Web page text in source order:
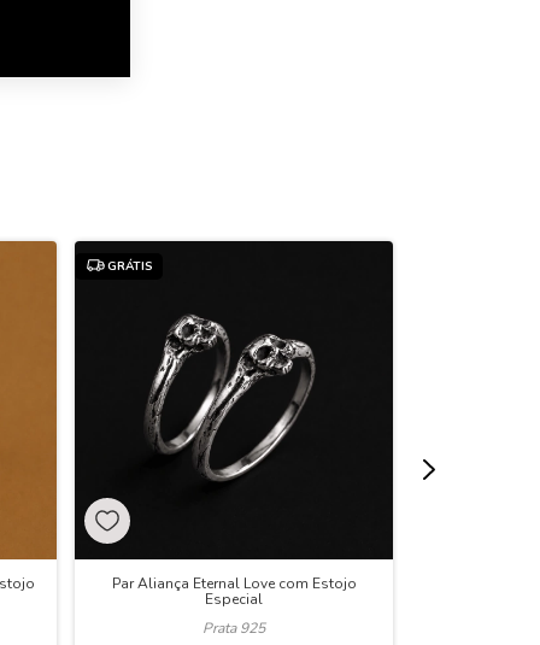
GRÁTIS
Par Aliança Eternal Love com Estojo
Especial
Prata 925